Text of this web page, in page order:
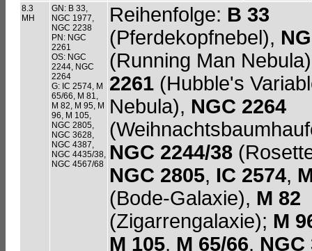
8.3
MH
GN: B 33,
NGC 1977,
NGC 2238
PN: NGC
2261
OS: NGC
2244, NGC
2264
G: IC 2574, M
65/66, M 81,
M 82, M 95, M
96, M 105,
NGC 2805,
NGC 3628,
NGC 4387,
NGC 4435/38,
NGC 4567/68
Reihenfolge: B 33
(Pferdekopfnebel),
(Running Man
2261 (Hubble's
Nebula), NGC 2264
NGC 2244/38
NGC 2805, IC 2574,
(Bode-Galaxie), M 82
(Zigarrengalaxie); M
M 105, M 65/66, NGC